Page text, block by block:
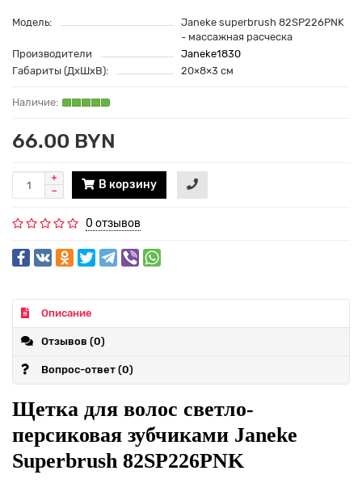
Модель:
Janeke superbrush 82SP226PNK
- массажная расческа
Производители
Janeke1830
Габариты (ДхШхВ):
20×8×3 см
66.00 BYN
В корзину
0 отзывов
Описание
Отзывов (0)
Вопрос-ответ (0)
Щетка для волос светло-
персиковая зубчиками Janeke
Superbrush 82SP226PNK